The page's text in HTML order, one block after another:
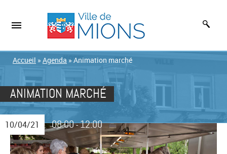
Accueil » Agenda » Animation marché
ANIMATION MARCHÉ
10/04/21 08:00-12:00